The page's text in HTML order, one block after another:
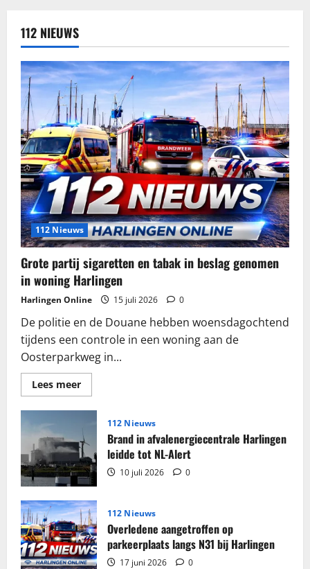
112 NIEUWS
112 Nieuws
Grote partij sigaretten en tabak in beslag genomen
in woning Harlingen
Harlingen Online 15 juli 2026 0
De politie en de Douane hebben woensdagochtend
tijdens een controle in een woning aan de
Oosterparkweg in...
Lees meerLees
meer
Grote
sigaretten
en
tabak
in
beslag
genomen
in
woning
Harlingen
112 Nieuws
Brand in afvalenergiecentrale Harlingen
leidde tot NL-Alert
10 juli 2026 0
112 Nieuws
Overledene aangetroffen op
parkeerplaats langs N31 bij Harlingen
17 juni 2026 0